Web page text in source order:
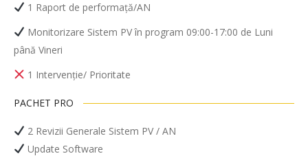
1 Raport de performață/AN
Monitorizare Sistem PV în program 09:00-17:00 de Luni
până Vineri
1 Intervenție/ Prioritate
PACHET PRO
2 Revizii Generale Sistem PV / AN
Update Software